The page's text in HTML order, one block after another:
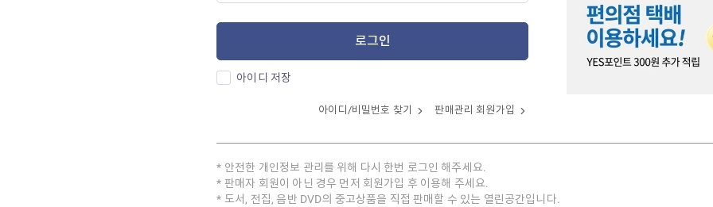
로그인
아이디 저장
아이디/비밀번호 찾기 판매관리 회원가입
안전한 개인정보 관리를 위해 다시 한번 로그인 해주세요.
판매자 회원이 아닌 경우 먼저 회원가입 후 이용해 주세요.
도서, 전집, 음반 DVD의 중고상품을 직접 판매할 수 있는 열린공간입니다.